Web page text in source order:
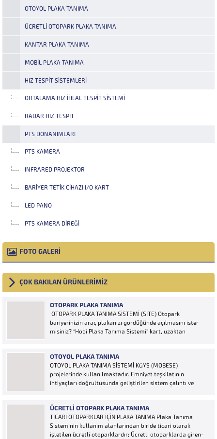
OTOYOL PLAKA TANIMA
ÜCRETLI OTOPARK PLAKA TANIMA
KANTAR PLAKA TANIMA
MOBIL PLAKA TANIMA
HIZ TESPIT SISTEMLERI
ORTALAMA HIZ İHLAL TESPIT SISTEMI
RADAR HIZ TESPIT
PTS DONANIMLARI
PTS KAMERA
INFRARED PROJEKTOR
BARIYER TETIK CIHAZI I/O KART
LED PANO
PTS KAMERA DIREĞI
FOTO GALERİ
ÇOK BAKILAN ÜRÜNLERİMİZ
OTOPARK PLAKA TANIMA
OTOPARK PLAKA TANIMA SİSTEMİ (SİTE) Otopark
bariyerinizin araç plakanızı gördüğünde açılmasını ister
misiniz? “Hobi Plaka Tanıma Sistemi” kart, uzaktan
için yeterlidir… Plaka tanıma sistemi otoparklarda
sisteme...
OTOYOL PLAKA TANIMA
OTOYOL PLAKA TANIMA SİSTEMİ KGYS (MOBESE)
projelerinde kullanılmaktadır. Emniyet teşkilatının
ihtiyaçları doğrultusunda geliştirilen sistem çalıntı ve
araçların Plakalarının tanımlanmasına yönelik geliştirilen
bir yazılımdır. Sistem karayolları şeritlerine yerleştirilen
kameralar sayesinde alınan...
ÜCRETLI OTOPARK PLAKA TANIMA
TİCARİ OTOPARKLAR İÇİN PLAKA TANIMA Plaka Tanıma
Sisteminin kullanım alanlarından biride ticari olarak
işletilen ücretli otoparklardır; Ücretli otoparklarda giren-